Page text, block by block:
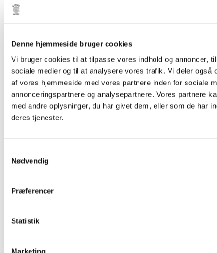
Denne hjemmeside bruger cookies
Vi bruger cookies til at tilpasse vores indhold og annoncer,
sociale medier og til at analysere vores trafik. Vi deler også
af vores hjemmeside med vores partnere inden for sociale
annonceringspartnere og analysepartnere. Vores partnere
med andre oplysninger, du har givet dem, eller som de har
deres tjenester.
Nødvendig
Præferencer
Statistik
Marketing